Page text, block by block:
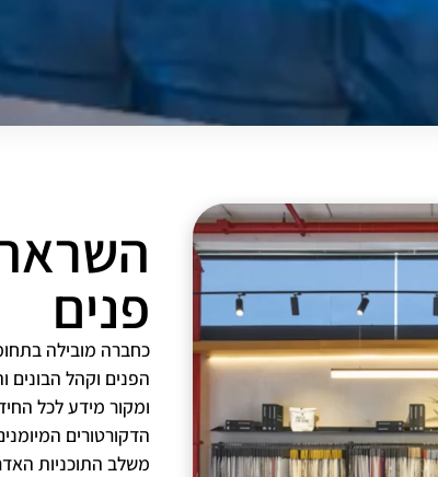
פנים
הפנים וקהל
ומקור מידע לכל
משלב התוכניות